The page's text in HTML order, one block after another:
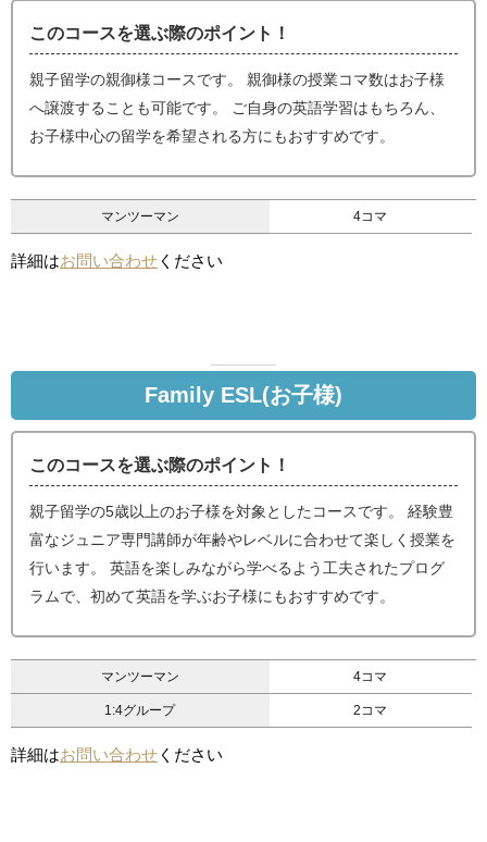
このコースを選ぶ際のポイント！
親子留学の親御様コースです。 親御様の授業コマ数はお子様
へ譲渡することも可能です。 ご自身の英語学習はもちろん、
お子様中心の留学を希望される方にもおすすめです。
マンツーマン 4コマ
詳細はお問い合わせ ください
Family ESL(お子様)
このコースを選ぶ際のポイント！
親子留学の5歳以上のお子様を対象としたコースです。 経験豊
富なジュニア専門講師が年齢やレベルに合わせて楽しく授業を
行います。 英語を楽しみながら学べるよう工夫されたプログ
ラムで、初めて英語を学ぶお子様にもおすすめです。
マンツーマン 4コマ
1:4グループ 2コマ
詳細はお問い合わせ ください